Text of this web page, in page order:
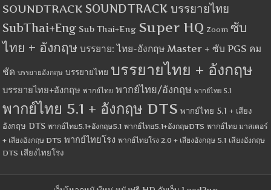
SOUNDTRACK SOUNDTRACK บรรยายไทย
SubThai+Eng Sub Thai+Eng Super HQ Zoom ซับ
ไทย + อังกฤษ บรรยาย: ไทย-อังกฤษ Master + ซับ PGS คม
ชัด บรรยายอังกฤษ บรรยายไทย บรรยายไทย + อังกฤษ
บรรยายไทย+อังกฤษ พากย์ไทย พากย์ไทย/อังกฤษ พากย์ไทย 5.1
พากย์ไทย 5.1 + อังกฤษ DTS พากย์ไทย 5.1 + เสียง
อังกฤษ DTS พากย์ไทย5.1+อังกฤษ5.1 พากย์ไทย5.1+อังกฤษDTS พากย์ไทย มาสเตอร์
+ เสียงอังกฤษ DTS พากย์ไทยโรง พากย์ไทยโรง 2.0 + เสียงอังกฤษ 5.1 เสียงอังกฤษ
DTS เสียงไทยโรง